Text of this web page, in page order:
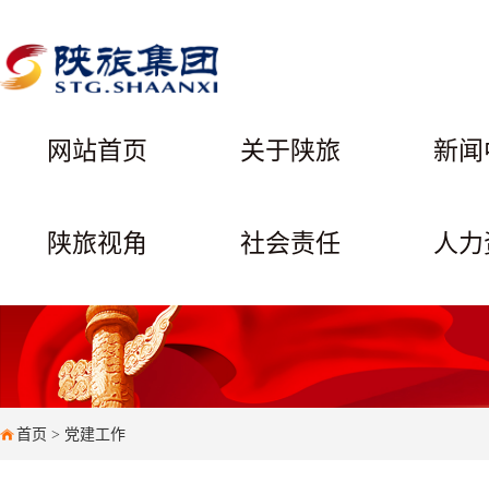
网站首页 关于陕旅 新
陕旅视角 社会责任 人
首页 > 党建工作